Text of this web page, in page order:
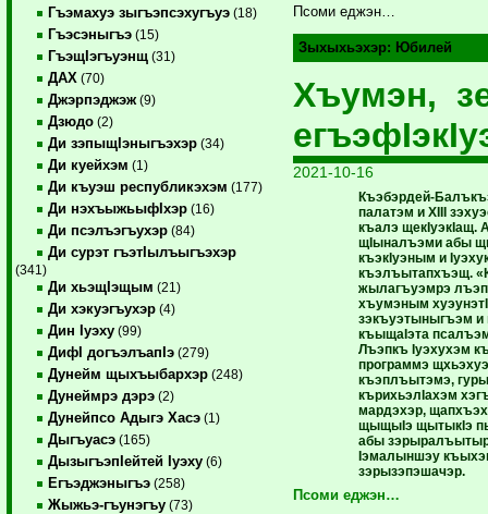
Гъэмахуэ зыгъэпсэхугъуэ (18)
Гъэсэныгъэ (15)
ГъэщIэгъуэнщ (31)
ДАХ (70)
Джэрпэджэж (9)
Дзюдо (2)
Ди зэпыщIэныгъэхэр (34)
Ди куейхэм (1)
Ди къуэш республикэхэм (177)
Ди нэхъыжьыфIхэр (16)
Ди псэлъэгъухэр (84)
Ди сурэт гъэтIылъыгъэхэр
(341)
Ди хьэщIэщым (21)
Ди хэкуэгъухэр (4)
Дин Iуэху (99)
ДифI догъэлъапIэ (279)
Дунейм щыхъыбархэр (248)
Дунеймрэ дэрэ (2)
Дунейпсо Адыгэ Хасэ (1)
Дыгъуасэ (165)
ДызыгъэпIейтей Iуэху (6)
Егъэджэныгъэ (258)
Жыжьэ-гъунэгъу (73)
Псоми еджэн…
Зыхыхьэхэр: Юбилей
Хъумэн,
2021-10-16
Къэбэрдей-
палатэм и XIII
къалэ щекIуэкIащ.
щIыналъэми абы
къэкIуэным и
къэлъытапхъэщ.
жылагъуэмрэ
хъумэным
зэкъуэтыныгъэм
къыщаIэта
Лъэпкъ Iуэхухэм
программэ
къэплъытэмэ,
кърихьэлIахэм
мардэхэр,
щыщыIэ щытыкIэ
абы
Iэмалыншэу
зэрызэпэшачэр.
Псоми еджэн…